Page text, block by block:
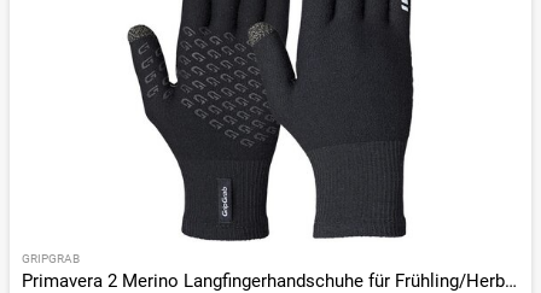
GRIPGRAB
Primavera 2 Merino Langfingerhandschuhe für Frühling/Herbst